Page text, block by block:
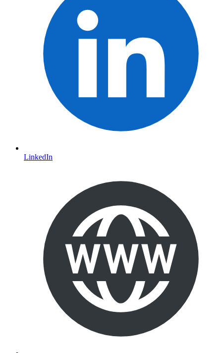
LinkedIn